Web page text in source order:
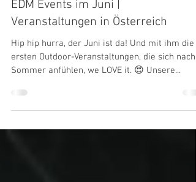
Verena
5. Juni 2024
1 Min. Lesezeit
EDM Events im Juni |
Veranstaltungen in Österreich
ersten Outdoor-Veranstaltungen, die sich nach